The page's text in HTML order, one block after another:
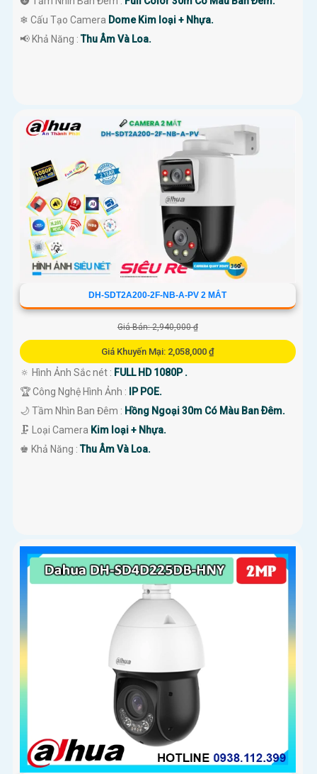
❄ Cấu Tạo Camera Dome Kim loại + Nhựa.
️📢 Khả Năng :Thu Âm Và Loa.
DH-SDT2A200-2F-NB-A-PV 2 MẮT
Giá Bán: 2,940,000 ₫
Giá Khuyến Mại: 2,058,000 ₫
🔅 Hình Ảnh Sắc nét : FULL HD 1080P .
🏆 Công Nghệ Hình Ảnh :
IP POE.
🌙 Tầm Nhìn Ban Đêm : Hồng Ngoại 30m Có Màu Ban Ðêm.
🗜️ Loại Camera Kim loại + Nhựa.
️♚ Khả Năng :Thu Âm Và Loa.